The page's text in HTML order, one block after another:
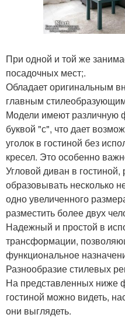
При одной и той же
посадочных мест;.
Обладает оригинальным
главным
Модели имеют различную
буквой "с", что дает
уголок в гостиной без
кресел. Это особенно
Угловой диван в
образовывать несколько
одно увеличенного
разместить более двух
Надежный и простой в
трансформации,
функциональное
Разнообразие стилевых
На представленных ниже
гостиной можно видеть,
они выглядеть.